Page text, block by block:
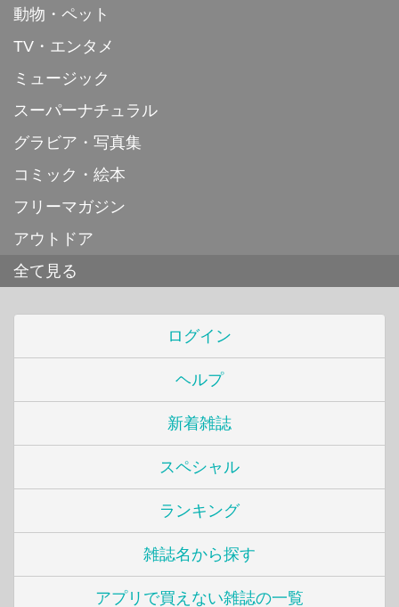
動物・ペット
TV・エンタメ
ミュージック
スーパーナチュラル
グラビア・写真集
コミック・絵本
フリーマガジン
アウトドア
全て見る
ログイン
ヘルプ
新着雑誌
スペシャル
ランキング
雑誌名から探す
アプリで買えない雑誌の一覧